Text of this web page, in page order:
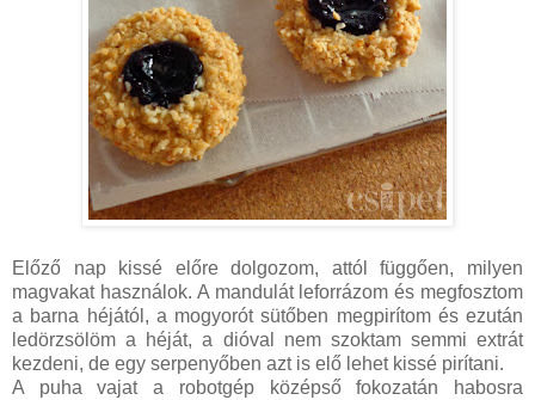
Előző nap kissé előre dolgozom, attól függően, milyen
magvakat használok. A mandulát leforrázom és megfosztom
a barna héjától, a mogyorót sütőben megpirítom és ezután
ledörzsölöm a héját, a dióval nem szoktam semmi extrát
kezdeni, de egy serpenyőben azt is elő lehet kissé pirítani.
A puha vajat a robotgép középső fokozatán habosra